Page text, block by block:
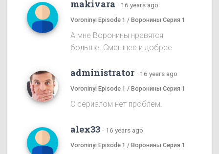
makivara · 16 years ago
Voroninyi Episode 1 / Воронины Серия 1
А мне Воронины нравятся
больше. Смешнее и добрее
administrator · 16 years ago
Voroninyi Episode 1 / Воронины Серия 1
С сериалом нет проблем.
alex33 · 16 years ago
Voroninyi Episode 1 / Воронины Серия 1